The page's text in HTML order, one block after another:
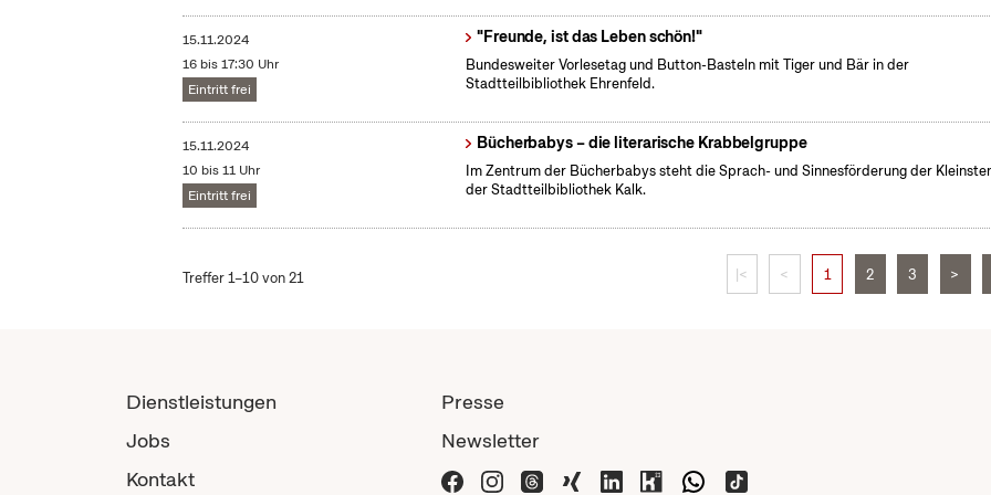
15.11.2024
16 bis 17:30 Uhr
Eintritt frei
"Freunde, ist das Leben schön!"
Bundesweiter Vorlesetag und Button-Basteln mit Tiger und Bär in der
Stadtteilbibliothek Ehrenfeld.
15.11.2024
10 bis 11 Uhr
Eintritt frei
Bücherbabys – die literarische Krabbelgruppe
Im Zentrum der Bücherbabys steht die Sprach- und Sinnesförderung der
der Stadtteilbibliothek Kalk.
Treffer 1–10 von 21 |< < 1 2 3 >
Dienstleistungen
Jobs
Kontakt
Presse
Newsletter